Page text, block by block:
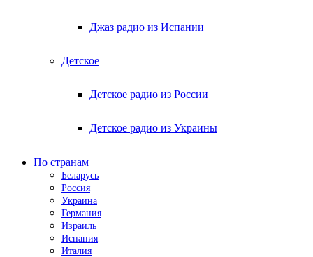
Джаз радио из Испании
Детское
Детское радио из России
Детское радио из Украины
По странам
Беларусь
Россия
Украина
Германия
Израиль
Испания
Италия